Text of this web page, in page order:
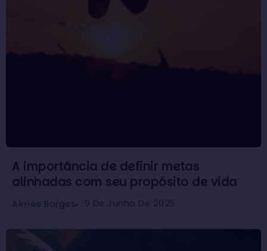
A importância de definir metas
alinhadas com seu propósito de vida
Aimée Borges 9 De Junho De 2025